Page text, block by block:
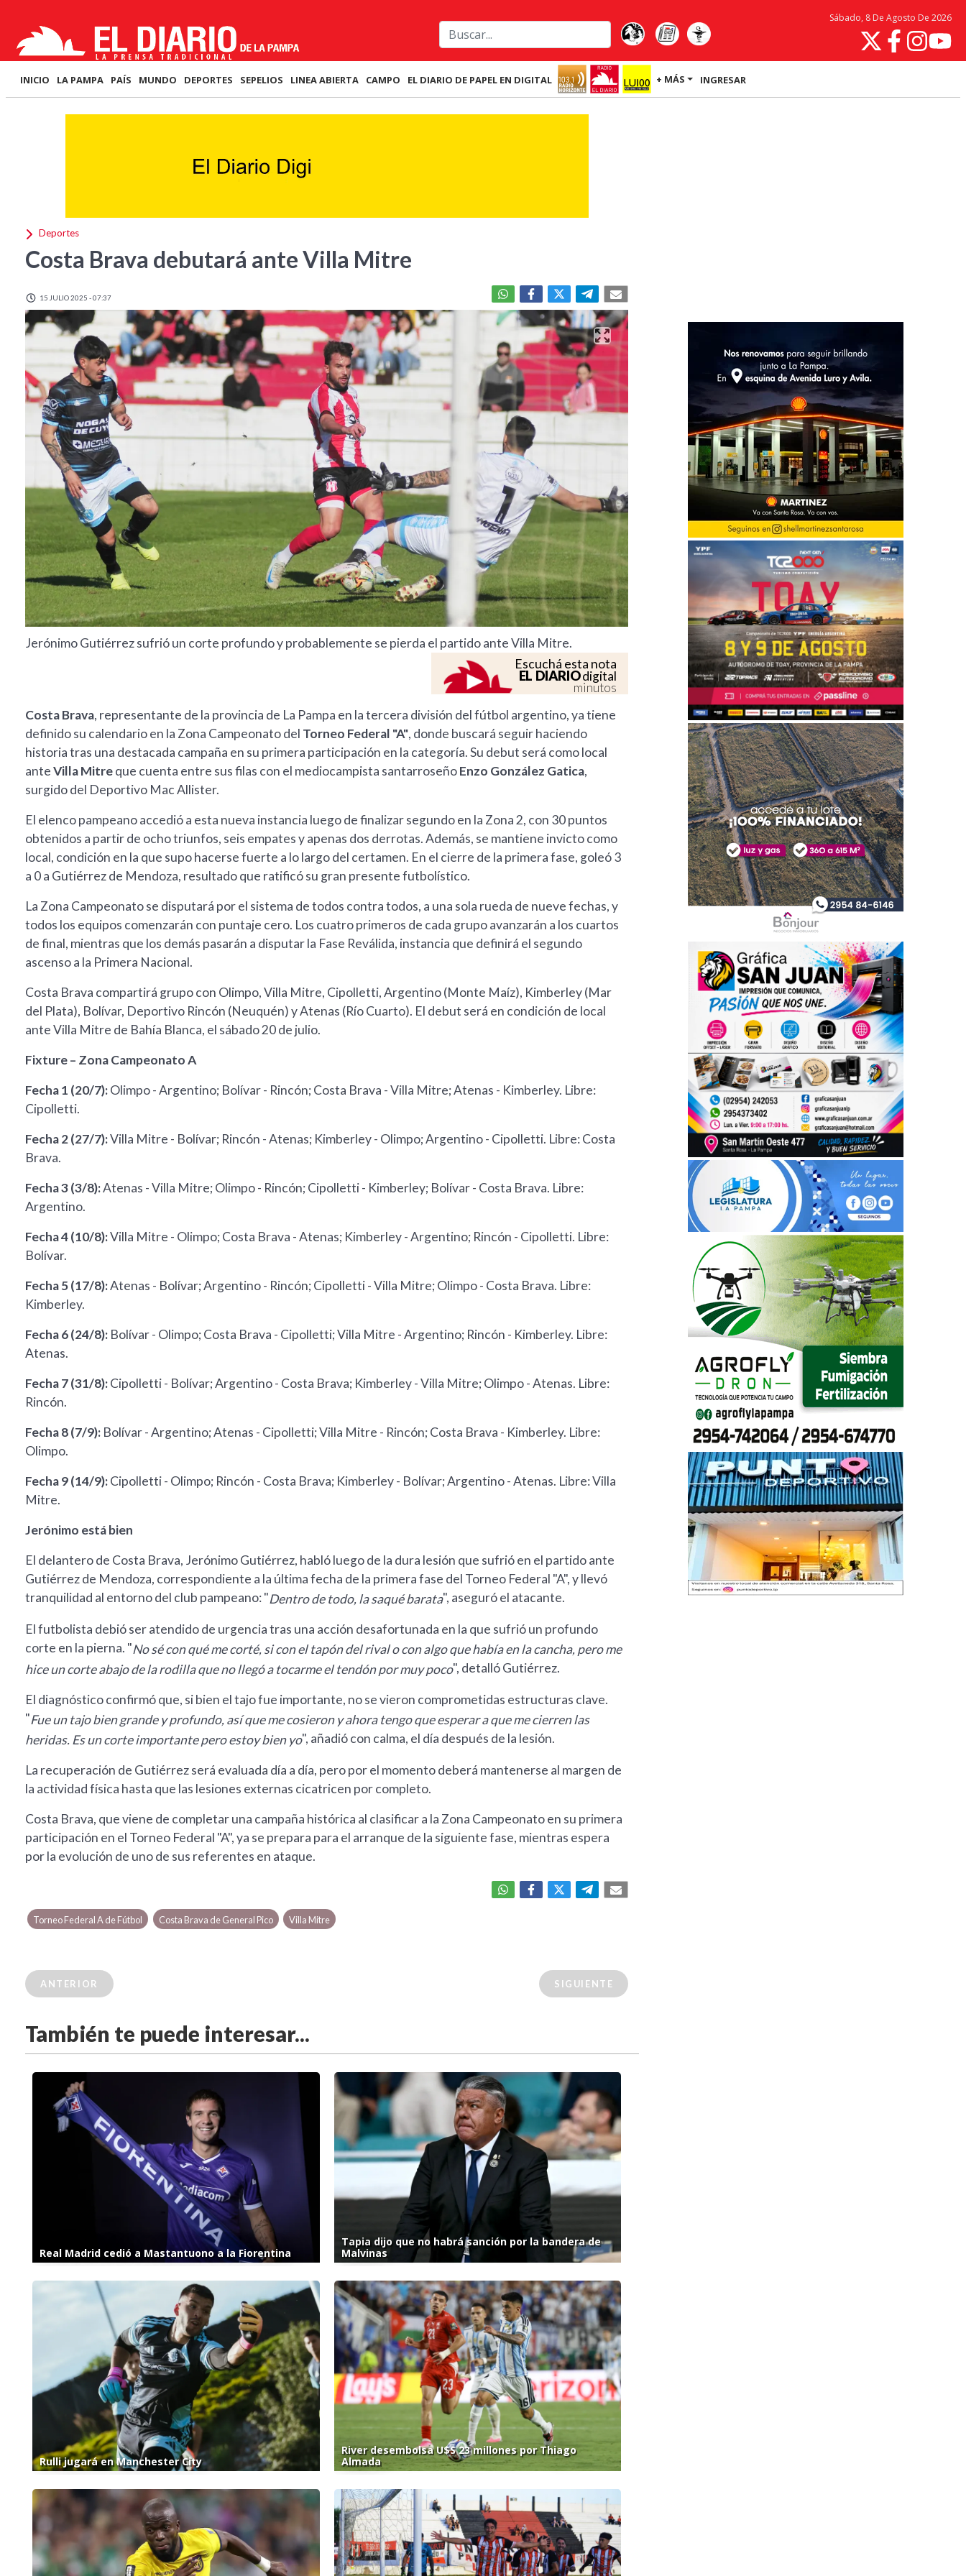
Sábado, 8 De Agosto De 2026
INICIO LA PAMPA PAÍS MUNDO DEPORTES SEPELIOS LINEA ABIERTA CAMPO EL DIARIO DE PAPEL EN DIGITAL + MÁS INGRESAR
Deportes
Costa Brava debutará ante Villa Mitre
15 JULIO 2025 - 07:37
Jerónimo Gutiérrez sufrió un corte profundo y probablemente se pierda el partido ante Villa Mitre.
Escuchá esta nota
EL DIARIOdigital
minutos
Costa Brava, representante de la provincia de La Pampa en la tercera división del fútbol argentino, ya tiene
definido su calendario en la Zona Campeonato del Torneo Federal "A", donde buscará seguir haciendo
historia tras una destacada campaña en su primera participación en la categoría. Su debut será como local
anteVilla Mitreque cuenta entre sus filas con el mediocampista santarroseñoEnzo González Gatica,
surgido del Deportivo Mac Allister.
El elenco pampeano accedió a esta nueva instancia luego de finalizar segundo en la Zona 2, con 30 puntos
obtenidos a partir de ocho triunfos, seis empates y apenas dos derrotas. Además, se mantiene invicto como
local, condición en la que supo hacerse fuerte a lo largo del certamen. En el cierre de la primera fase, goleó 3
a 0 a Gutiérrez de Mendoza, resultado que ratificó su gran presente futbolístico.
La Zona Campeonato se disputará por el sistema de todos contra todos, a una sola rueda de nueve fechas, y
todos los equipos comenzarán con puntaje cero. Los cuatro primeros de cada grupo avanzarán a los cuartos
de final, mientras que los demás pasarán a disputar la Fase Reválida, instancia que definirá el segundo
ascenso a la Primera Nacional.
Costa Brava compartirá grupo con Olimpo, Villa Mitre, Cipolletti, Argentino (Monte Maíz), Kimberley (Mar
del Plata), Bolívar, Deportivo Rincón (Neuquén) y Atenas (Río Cuarto). El debut será en condición de local
ante Villa Mitre de Bahía Blanca, el sábado 20 de julio.
Fixture – Zona Campeonato A
Fecha 1 (20/7):Olimpo - Argentino; Bolívar - Rincón; Costa Brava - Villa Mitre; Atenas - Kimberley. Libre:
Cipolletti.
Fecha 2 (27/7):Villa Mitre - Bolívar; Rincón - Atenas; Kimberley - Olimpo; Argentino - Cipolletti. Libre: Costa
Brava.
Fecha 3 (3/8):Atenas - Villa Mitre; Olimpo - Rincón; Cipolletti - Kimberley; Bolívar - Costa Brava. Libre:
Argentino.
Fecha 4 (10/8):Villa Mitre - Olimpo; Costa Brava - Atenas; Kimberley - Argentino; Rincón - Cipolletti. Libre:
Bolívar.
Fecha 5 (17/8):Atenas - Bolívar; Argentino - Rincón; Cipolletti - Villa Mitre; Olimpo - Costa Brava. Libre:
Kimberley.
Fecha 6 (24/8): Bolívar - Olimpo; Costa Brava - Cipolletti; Villa Mitre - Argentino; Rincón - Kimberley. Libre:
Atenas.
Fecha 7 (31/8):Cipolletti - Bolívar; Argentino - Costa Brava; Kimberley - Villa Mitre; Olimpo - Atenas. Libre:
Rincón.
Fecha 8 (7/9): Bolívar - Argentino; Atenas - Cipolletti; Villa Mitre - Rincón; Costa Brava - Kimberley. Libre:
Olimpo.
Fecha 9 (14/9):Cipolletti - Olimpo; Rincón - Costa Brava; Kimberley - Bolívar; Argentino - Atenas. Libre: Villa
Mitre.
Jerónimo está bien
El delantero de Costa Brava, Jerónimo Gutiérrez, habló luego de la dura lesión que sufrió en el partido ante
Gutiérrez de Mendoza, correspondiente a la última fecha de la primera fase del Torneo Federal "A", y llevó
tranquilidad al entorno del club pampeano: "Dentro de todo, la saqué barata", aseguró el atacante.
El futbolista debió ser atendido de urgencia tras una acción desafortunada en la que sufrió un profundo
corte en la pierna. "No sé con qué me corté, si con el tapón del rival o con algo que había en la cancha, pero me
hice un corte abajo de la rodilla que no llegó a tocarme el tendón por muy poco", detalló Gutiérrez.
El diagnóstico confirmó que, si bien el tajo fue importante, no se vieron comprometidas estructuras clave.
"Fue un tajo bien grande y profundo, así que me cosieron y ahora tengo que esperar a que me cierren las
heridas. Es un corte importante pero estoy bien yo", añadió con calma, el día después de la lesión.
La recuperación de Gutiérrez será evaluada día a día, pero por el momento deberá mantenerse al margen de
la actividad física hasta que las lesiones externas cicatricen por completo.
Costa Brava, que viene de completar una campaña histórica al clasificar a la Zona Campeonato en su primera
participación en el Torneo Federal "A", ya se prepara para el arranque de la siguiente fase, mientras espera
por la evolución de uno de sus referentes en ataque.
Torneo Federal A de Fútbol Costa Brava de General Pico Villa Mitre
ANTERIOR SIGUIENTE
También te puede interesar...
Real Madrid cedió a Mastantuono a la Fiorentina
Tapia dijo que no habrá sanción por la bandera de
Malvinas
Rulli jugará en Manchester City
River desembolsa U$S 23 millones por Thiago
Almada